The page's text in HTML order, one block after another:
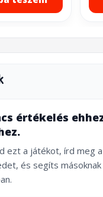
értékelés
ezt a játékot, írd meg a
és segíts másoknak